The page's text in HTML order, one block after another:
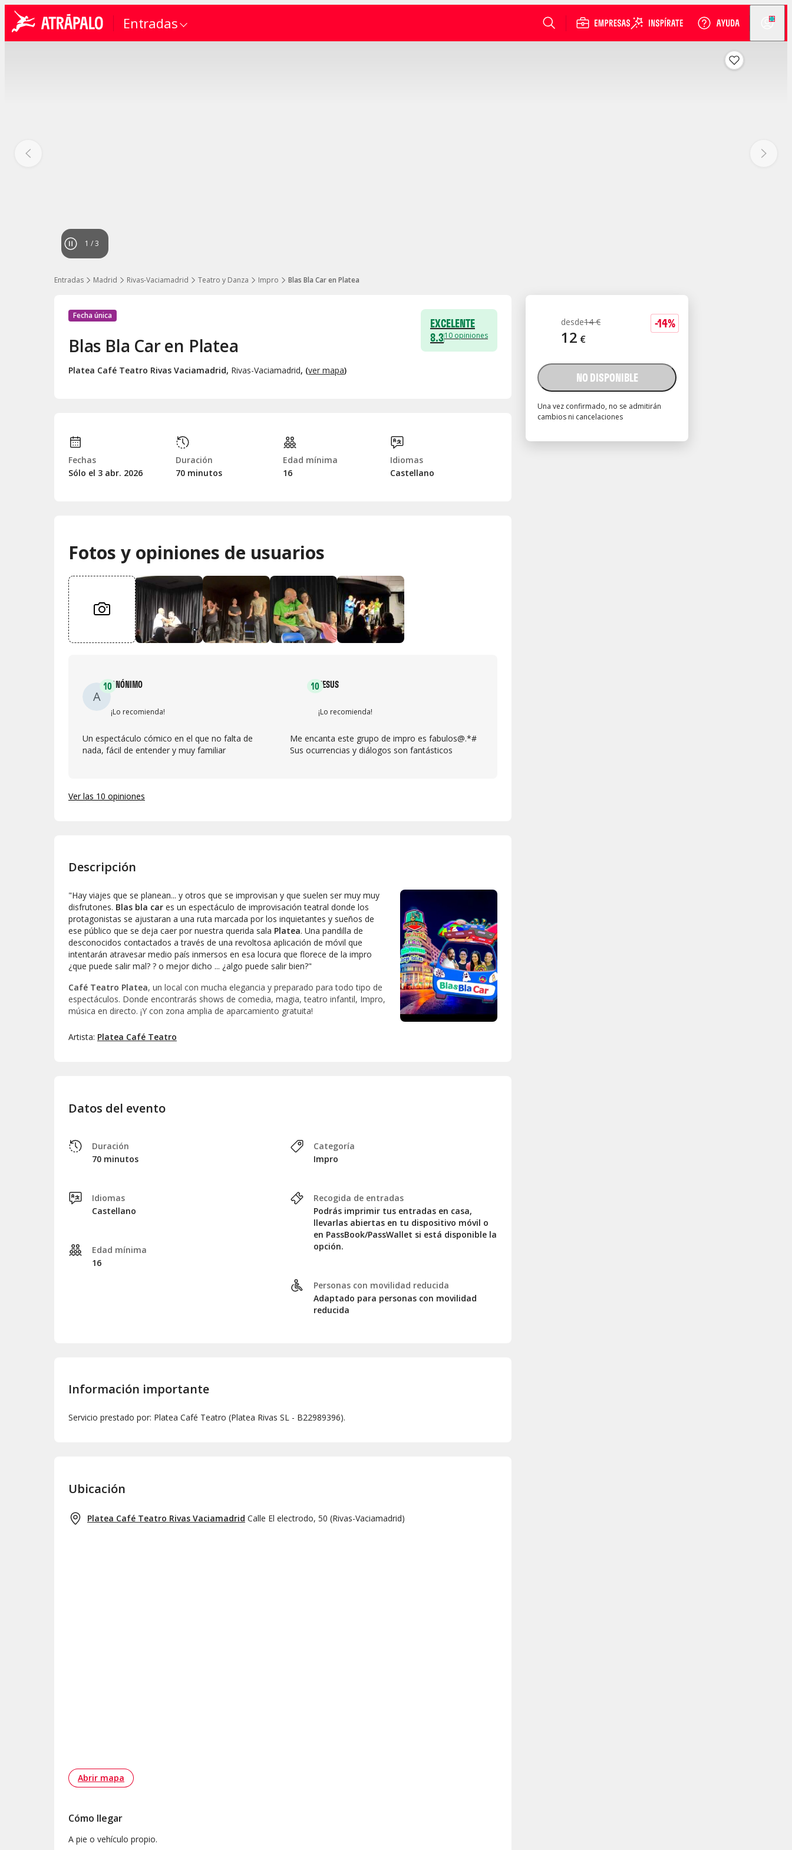
Entradas
1 /3
Entradas Madrid Rivas-Vaciamadrid Teatro y Danza Impro Blas Bla Car en Platea
-14%
desde14 €
12 €
NO DISPONIBLE
Una vez confirmado, no se admitirán
cambios ni cancelaciones
Fecha única
Blas Bla Car en Platea
Platea Café Teatro Rivas Vaciamadrid, Rivas-Vaciamadrid, (ver mapa)
EXCELENTE
8.310 opiniones
Fechas
Sólo el 3 abr. 2026
Duración
70 minutos
Edad mínima
16
Idiomas
Castellano
Fotos y opiniones de usuarios
A
10ANÓNIMO
¡Lo recomienda!
Un espectáculo cómico en el que no falta de
nada, fácil de entender y muy familiar
10JESUS
¡Lo recomienda!
Me encanta este grupo de impro es fabulos@.*#
Sus ocurrencias y diálogos son fantásticos
Ver las 10 opiniones
Descripción
"Hay viajes que se planean... y otros que se improvisan y que suelen ser muy muy
disfrutones. Blas bla car es un espectáculo de improvisación teatral donde los
protagonistas se ajustaran a una ruta marcada por los inquietantes y sueños de
ese público que se deja caer por nuestra querida sala Platea. Una pandilla de
desconocidos contactados a través de una revoltosa aplicación de móvil que
intentarán atravesar medio país inmersos en esa locura que florece de la impro
¿que puede salir mal? ? o mejor dicho ... ¿algo puede salir bien?"
Café Teatro Platea, un local con mucha elegancia y preparado para todo tipo de
espectáculos. Donde encontrarás shows de comedia, magia, teatro infantil, Impro,
música en directo. ¡Y con zona amplia de aparcamiento gratuita!
Artista: Platea Café Teatro
Datos del evento
Duración
70 minutos
Idiomas
Castellano
Edad mínima
16
Categoría
Impro
Recogida de entradas
Podrás imprimir tus entradas en casa,
llevarlas abiertas en tu dispositivo móvil o
en PassBook/PassWallet si está disponible la
opción.
Personas con movilidad reducida
Adaptado para personas con movilidad
reducida
Información importante
Servicio prestado por: Platea Café Teatro (Platea Rivas SL - B22989396).
Ubicación
Platea Café Teatro Rivas Vaciamadrid Calle El electrodo, 50 (Rivas-Vaciamadrid)
Abrir mapa
Cómo llegar
A pie o vehículo propio.